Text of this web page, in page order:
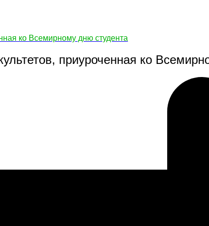
ко Всемирному дню студента
приуроченная ко